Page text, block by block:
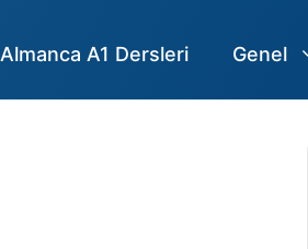
Almanca A1 Dersleri Genel